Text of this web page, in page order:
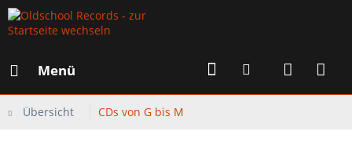
Menü
Übersicht CDs von G bis M